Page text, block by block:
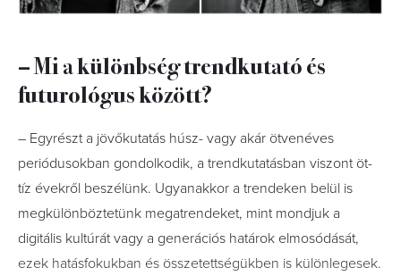
– Mi a különbség trendkutató és
futurológus között?
– Egyrészt a jövőkutatás húsz- vagy akár ötvenéves
periódusokban gondolkodik, a trendkutatásban viszont öt-
tíz évekről beszélünk. Ugyanakkor a trendeken belül is
megkülönböztetünk megatrendeket, mint mondjuk a
digitális kultúrát vagy a generációs határok elmosódását,
ezek hatásfokukban és összetettségükben is különlegesek.